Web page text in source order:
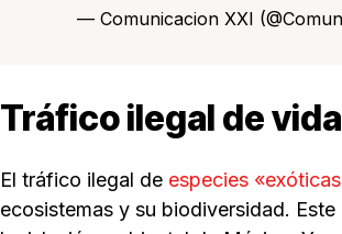
— Comunicacion XXI
Tráfico ilegal de
El tráfico ilegal de especies
ecosistemas y su biodiversidad.